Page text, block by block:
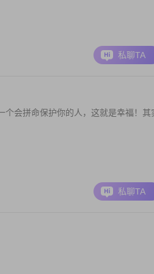
私聊TA
个会拼命保护你的人，这就是幸福！其
私聊TA